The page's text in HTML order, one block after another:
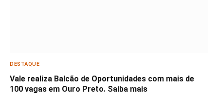
DESTAQUE
Vale realiza Balcão de Oportunidades com mais de
100 vagas em Ouro Preto. Saiba mais